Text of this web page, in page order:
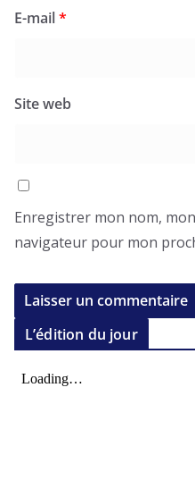
E-mail*
Site web
Enregistrer mon nom,
navigateur pour mon
L’édition du jour